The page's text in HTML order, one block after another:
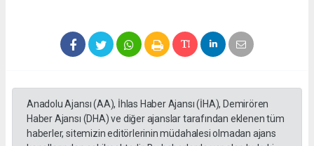
Anadolu Ajansı (AA), İhlas Haber Ajansı (İHA), Demirören
Haber Ajansı (DHA) ve diğer ajanslar tarafından eklenen tüm
haberler, sitemizin editörlerinin müdahalesi olmadan ajans